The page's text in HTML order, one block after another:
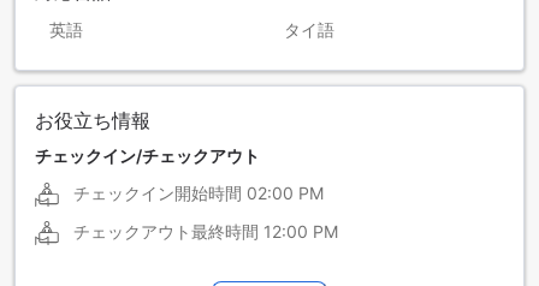
英語 タイ語
お役立ち情報
チェックイン/チェックアウト
チェックイン開始時間 02:00 PM
チェックアウト最終時間 12:00 PM